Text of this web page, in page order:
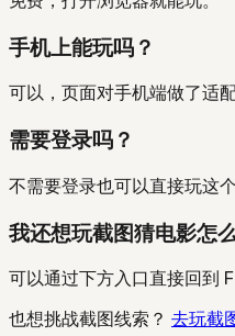
手机上能玩吗？
可以，页面对手机端做了适
需要登录吗？
不需要登录也可以直接玩这
我还想玩截图猜电影怎
可以通过下方入口直接回到
也想挑战截图线索？ 去玩截